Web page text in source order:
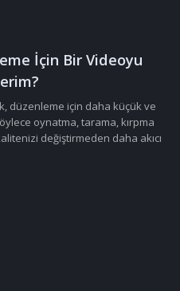
İçin Bir Videoyu
düzenleme için daha küçük ve
oynatma, tarama, kırpma
değiştirmeden daha akıcı